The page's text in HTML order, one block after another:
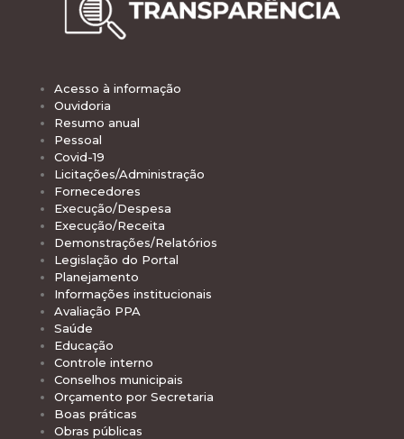
Acesso à informação
Ouvidoria
Resumo anual
Pessoal
Covid-19
Licitações/Administração
Fornecedores
Execução/Despesa
Execução/Receita
Demonstrações/Relatórios
Legislação do Portal
Planejamento
Informações institucionais
Avaliação PPA
Saúde
Educação
Controle interno
Conselhos municipais
Orçamento por Secretaria
Boas práticas
Obras públicas